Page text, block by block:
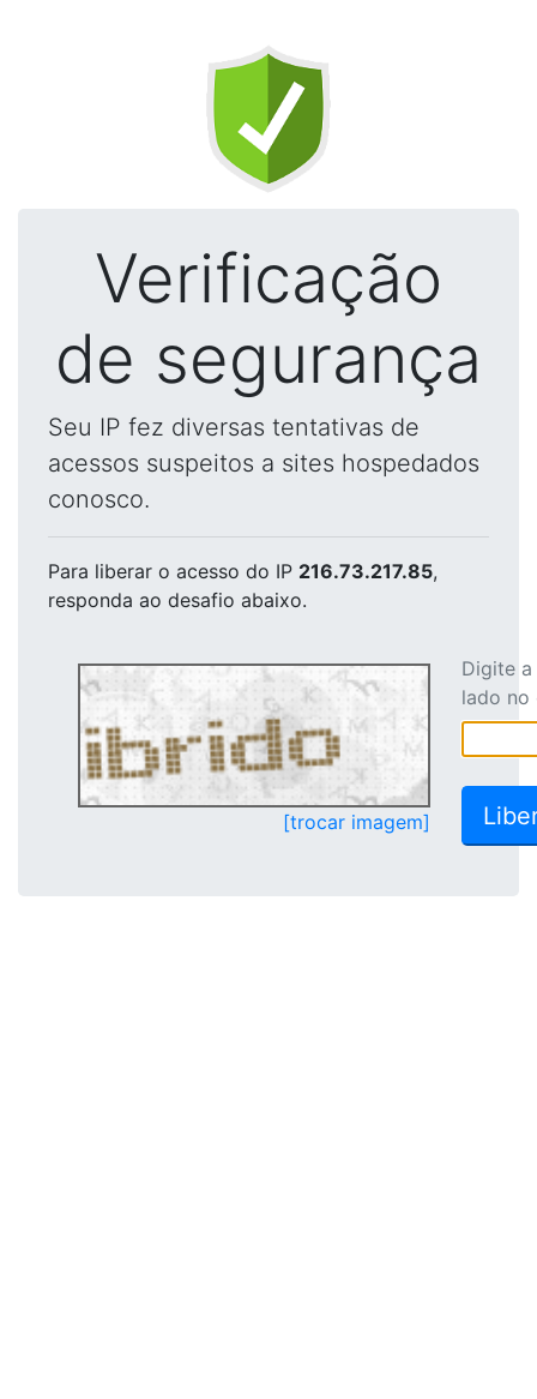
Verificação
de segurança
Seu IP fez diversas tentativas de
acessos suspeitos a sites hospedados
conosco.
Para liberar o acesso do IP 216.73.217.85,
responda ao desafio abaixo.
[trocar imagem]
Digite
lado no